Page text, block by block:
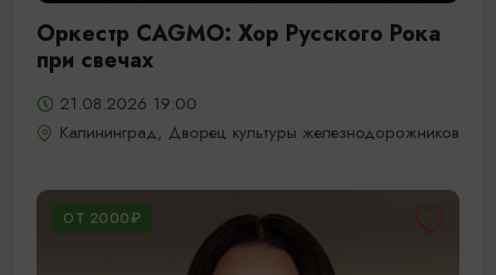
Оркестр CAGMO: Хор Русского Рока
при свечах
21.08.2026 19:00
Калининград, Дворец культуры железнодорожников
ОТ 2000₽